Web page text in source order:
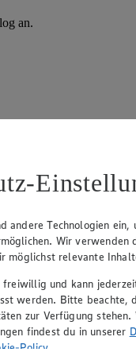
an.
Angebot:Kölln
kernige
Gültig ab 08.08.2026
andere Technologien
Wir verwenden
möglichst relevante
und kann
werden. Bitte beachte,
zur Verfügung
findest du in unserer
Policy.